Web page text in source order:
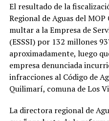
El resultado de la
Regional de Aguas del
multar a la Empresa de
(ESSSI) por 132 millones
aproximadamente, luego
empresa denunciada
infracciones al Código de
Quilimarí, comuna de Los
La directora regional de